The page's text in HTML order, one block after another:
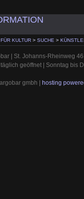
KULTUR > SUCHE >
| St. Johanns-Rheinweg
täglich geöffnet | Sonntag bis
gmbh | hosting